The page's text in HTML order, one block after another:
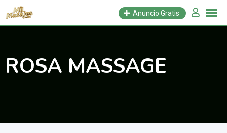
Saltar
Anuncio Gratis
ROSA MASSAGE